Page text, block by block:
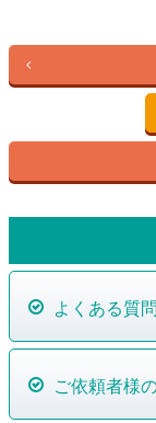
よくある質問
ご依頼者様